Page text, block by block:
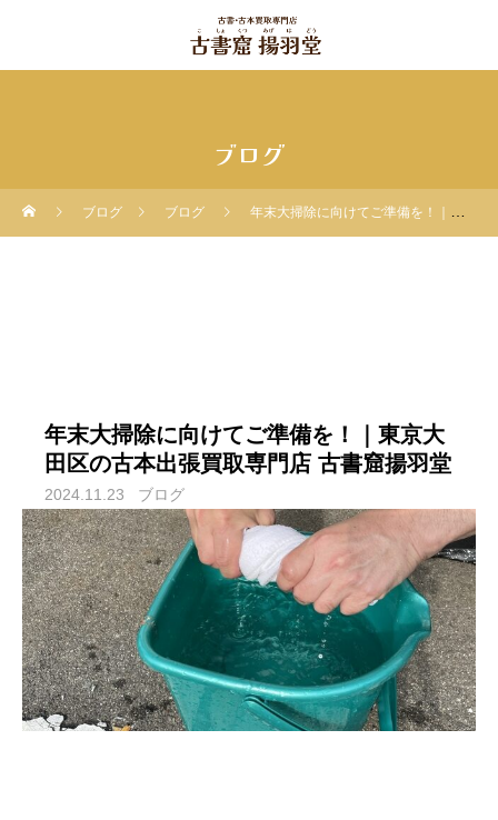
ブログ
ブログ ブログ 年末大掃除に向けてご準備を！｜東京大田区の古本出張買取専門店 古書窟揚羽堂
年末大掃除に向けてご準備を！｜東京大
田区の古本出張買取専門店 古書窟揚羽堂
2024.11.23 ブログ